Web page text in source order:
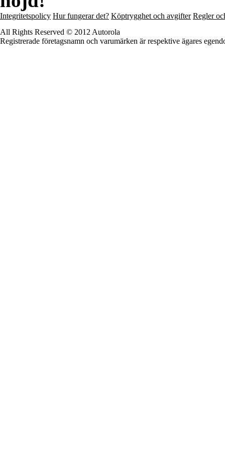
Integritetspolicy Hur fungerar det? Köptrygghet och avgifter Regler
All Rights Reserved © 2012 Autorola
Registrerade företagsnamn och varumärken är respektive ägares